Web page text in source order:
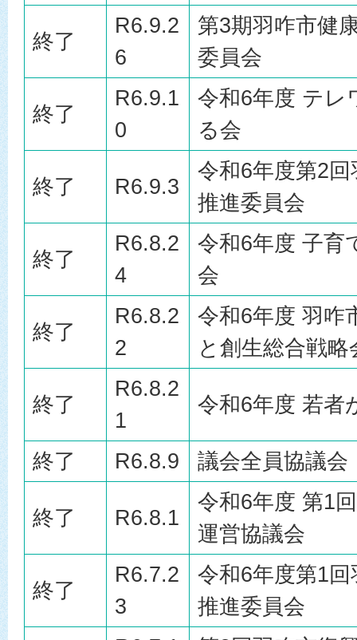
終了
R6.9.2
6
第3期羽咋市健
委員会
終了
R6.9.1
0
令和6年度 テレ
る会
終了 R6.9.3
令和6年度第2
推進委員会
終了
R6.8.2
4
令和6年度 子育
会
終了
R6.8.2
2
令和6年度 羽咋
と創生総合戦略
終了
R6.8.2
1
令和6年度 若者
終了 R6.8.9 議会全員協議会
終了 R6.8.1
令和6年度 第1
運営協議会
終了
R6.7.2
3
令和6年度第1
推進委員会